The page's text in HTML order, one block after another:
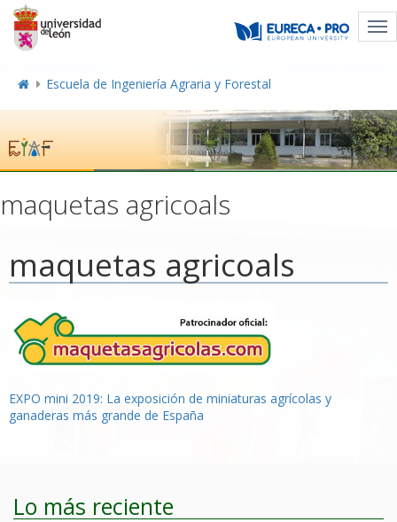
Escuela de Ingeniería Agraria y Forestal
maquetas agricoals
maquetas agricoals
Navegación
de
EXPO mini 2019: La exposición de miniaturas agrícolas y
ganaderas más grande de España
Lo más reciente